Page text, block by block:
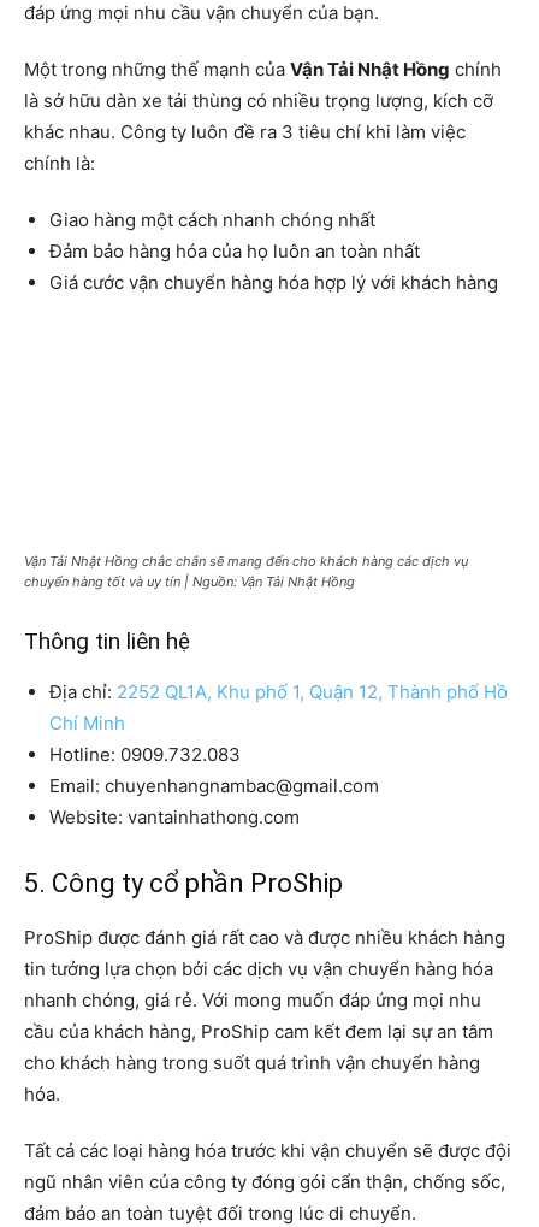
đáp ứng mọi nhu cầu vận chuyển của bạn.
Một trong những thế mạnh của Vận Tải Nhật Hồng chính
là sở hữu dàn xe tải thùng có nhiều trọng lượng, kích cỡ
khác nhau. Công ty luôn đề ra 3 tiêu chí khi làm việc
chính là:
Giao hàng một cách nhanh chóng nhất
Đảm bảo hàng hóa của họ luôn an toàn nhất
Giá cước vận chuyển hàng hóa hợp lý với khách hàng
Vận Tải Nhật Hồng chắc chắn sẽ mang đến cho khách hàng các dịch vụ
chuyển hàng tốt và uy tín | Nguồn: Vận Tải Nhật Hồng
Thông tin liên hệ
Địa chỉ: 2252 QL1A, Khu phố 1, Quận 12, Thành phố Hồ
Chí Minh
Hotline: 0909.732.083
Email: chuyenhangnambac@gmail.com
Website: vantainhathong.com
5. Công ty cổ phần ProShip
ProShip được đánh giá rất cao và được nhiều khách hàng
tin tưởng lựa chọn bởi các dịch vụ vận chuyển hàng hóa
nhanh chóng, giá rẻ. Với mong muốn đáp ứng mọi nhu
cầu của khách hàng, ProShip cam kết đem lại sự an tâm
cho khách hàng trong suốt quá trình vận chuyển hàng
hóa.
Tất cả các loại hàng hóa trước khi vận chuyển sẽ được đội
ngũ nhân viên của công ty đóng gói cẩn thận, chống sốc,
đảm bảo an toàn tuyệt đối trong lúc di chuyển.